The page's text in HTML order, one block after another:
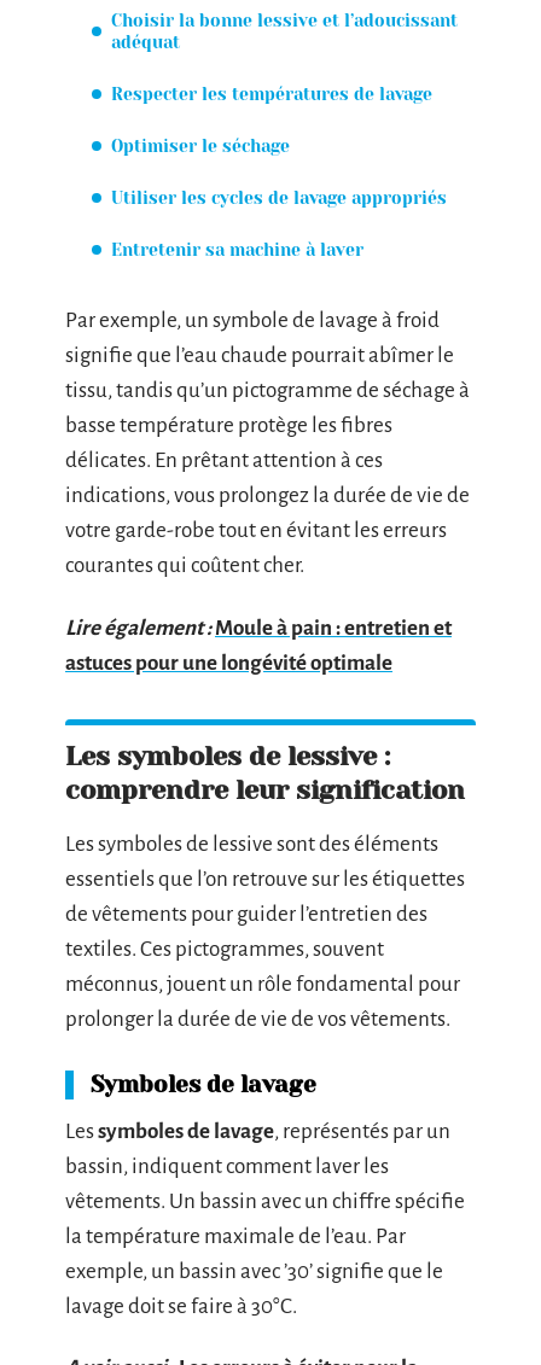
Choisir la bonne lessive et l’adoucissant
adéquat
Respecter les températures de lavage
Optimiser le séchage
Utiliser les cycles de lavage appropriés
Entretenir sa machine à laver
Par exemple, un symbole de lavage à froid
signifie que l’eau chaude pourrait abîmer le
tissu, tandis qu’un pictogramme de séchage à
basse température protège les fibres
délicates. En prêtant attention à ces
indications, vous prolongez la durée de vie de
votre garde-robe tout en évitant les erreurs
courantes qui coûtent cher.
Lire également : Moule à pain : entretien et
astuces pour une longévité optimale
Les symboles de lessive :
comprendre leur signification
Les symboles de lessive sont des éléments
essentiels que l’on retrouve sur les étiquettes
de vêtements pour guider l’entretien des
textiles. Ces pictogrammes, souvent
méconnus, jouent un rôle fondamental pour
prolonger la durée de vie de vos vêtements.
Symboles de lavage
Lessymboles de lavage, représentés par un
bassin, indiquent comment laver les
vêtements. Un bassin avec un chiffre spécifie
la température maximale de l’eau. Par
exemple, un bassin avec ’30’ signifie que le
lavage doit se faire à 30°C.